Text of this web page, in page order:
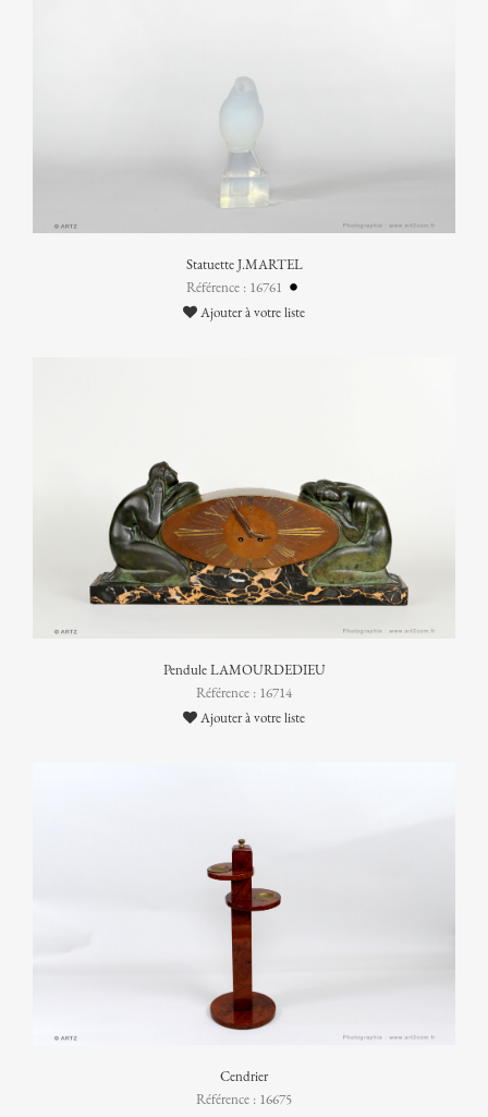
Statuette J.MARTEL
Référence : 16761
Ajouter à votre liste
Pendule LAMOURDEDIEU
Référence : 16714
Ajouter à votre liste
Cendrier
Référence : 16675